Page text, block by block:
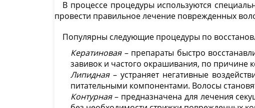
В процессе процедуры используются
провести правильное лечение поврежденных
Популярны следующие процедуры по
Кератиновая– препараты быстро
завивок и частого окрашивания, по причине
Липидная– устраняет негативные
питательными компонентами. Волосы
Контурная– предназначена для лечения